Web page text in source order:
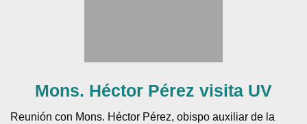
Mons. Héctor Pérez visita UV
Reunión con Mons. Héctor Pérez, obispo auxiliar de la